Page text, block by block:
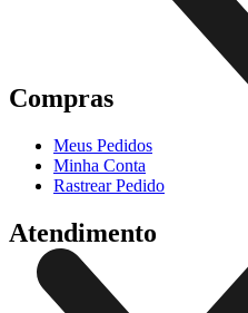
Compras
Meus Pedidos
Minha Conta
Rastrear Pedido
Atendimento